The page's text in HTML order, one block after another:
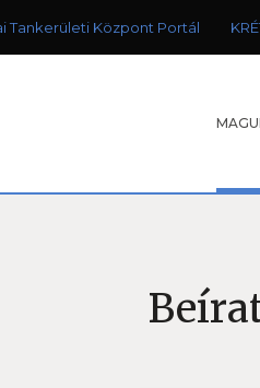
Tankerületi Központ Portál